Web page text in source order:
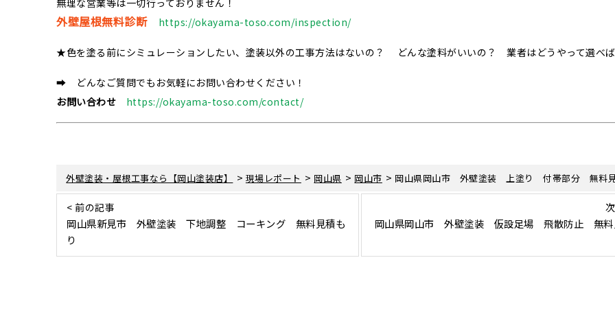
無理な営業等は一切行っておりません！
外壁屋根無料診断 https://okayama-toso.com/inspection/
★色を塗る前にシミュレーションしたい、塗装以外の工事方法はないの？ どんな塗料がいいの？ 業者はどうやって選べ
➡ どんなご質問でもお気軽にお問い合わせください！
お問い合わせ
https://okayama-toso.com/contact/
外壁塗装・屋根工事なら【岡山塗装店】 > 現場レポート > 岡山県 > 岡山市 > 岡山県岡山市 外壁塗装 上塗り 付帯部分 無料
< 前の記事
岡山県新見市 外壁塗装 下地調整 コーキング 無料見積も
り
岡山県岡山市 外壁塗装 仮設足場 飛散防止 無料